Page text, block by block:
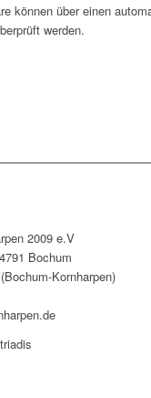
können über einen
werden.
2009 e.V
Bochum
Kornharpen)